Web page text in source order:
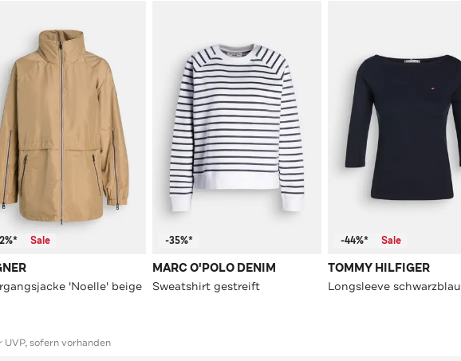
Sale
'Noelle' beige
-35%*
MARC O'POLO DENIM
Sweatshirt gestreift
-44%* Sale
TOMMY HILFIGER
Longsleeve schwarzblau
sofern vorhanden